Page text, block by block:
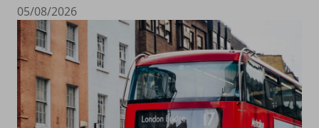
05/08/2026